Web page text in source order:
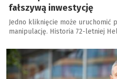
fałszywą inwestycję
Jedno kliknięcie może uruchomić
manipulację. Historia 72-letniej
a